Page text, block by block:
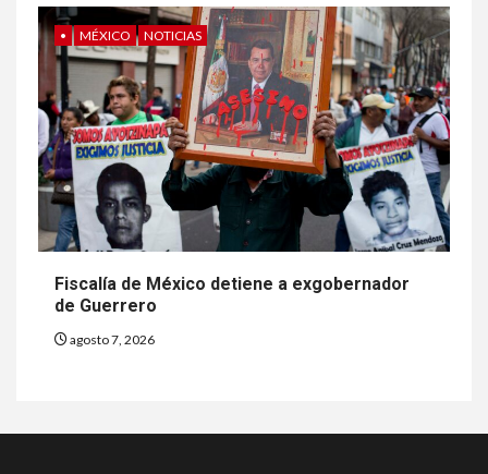
• MÉXICO NOTICIAS
Fiscalía de México detiene a exgobernador
de Guerrero
agosto 7, 2026